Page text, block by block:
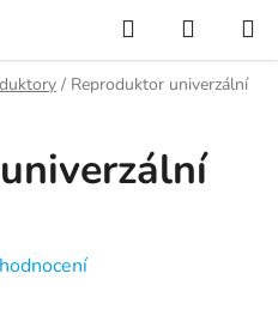
Hledat
KOŠÍK
/ Reproduktor univerzální